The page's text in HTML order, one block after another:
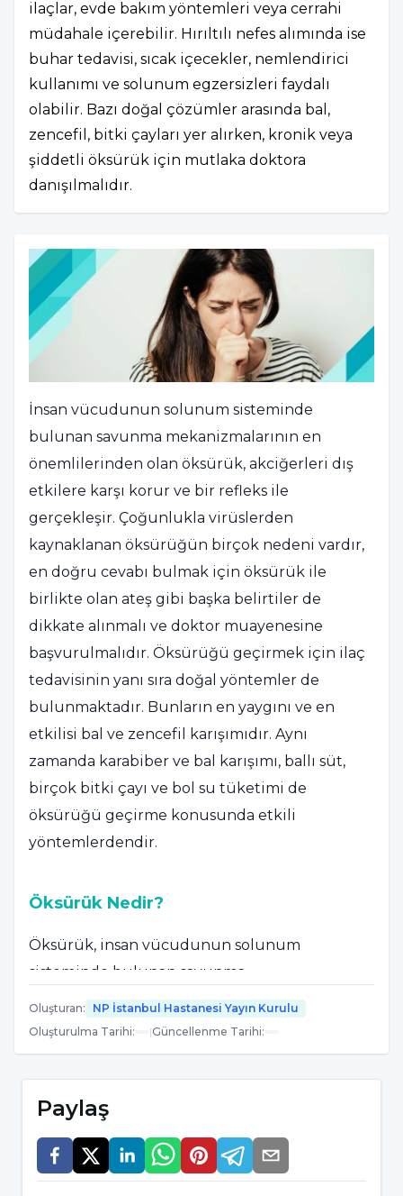
ilaçlar, evde bakım yöntemleri veya cerrahi
müdahale içerebilir. Hırıltılı nefes alımında ise
buhar tedavisi, sıcak içecekler, nemlendirici
kullanımı ve solunum egzersizleri faydalı
olabilir. Bazı doğal çözümler arasında bal,
zencefil, bitki çayları yer alırken, kronik veya
şiddetli öksürük için mutlaka doktora
danışılmalıdır.
İnsan vücudunun solunum sisteminde
bulunan savunma mekanizmalarının en
önemlilerinden olan öksürük, akciğerleri dış
etkilere karşı korur ve bir refleks ile
gerçekleşir. Çoğunlukla virüslerden
kaynaklanan öksürüğün birçok nedeni vardır,
en doğru cevabı bulmak için öksürük ile
birlikte olan ateş gibi başka belirtiler de
dikkate alınmalı ve doktor muayenesine
başvurulmalıdır. Öksürüğü geçirmek için ilaç
tedavisinin yanı sıra doğal yöntemler de
bulunmaktadır. Bunların en yaygını ve en
etkilisi bal ve zencefil karışımıdır. Aynı
zamanda karabiber ve bal karışımı, ballı süt,
birçok bitki çayı ve bol su tüketimi de
öksürüğü geçirme konusunda etkili
yöntemlerdendir.
Öksürük Nedir?
Öksürük, insan vücudunun solunum
sisteminde bulunan savunma
mekanizmalarının en önemlisidir. Akciğerleri
her türlü etkilere karşı korur ve refleks olarak
gerçekleşir. Öksürük ile dıştan gelen
istenmeyen maddelerin insan vücudu
solunum yoluna girmesi engellenir ve
solunum yolunda bulunan her türlü salgı
maddesi dışarı atılır. Aynı zamanda boğazda
Oluşturan:
NP İstanbul Hastanesi Yayın Kurulu
Oluşturulma Tarihi: |Güncellenme Tarihi:
Paylaş